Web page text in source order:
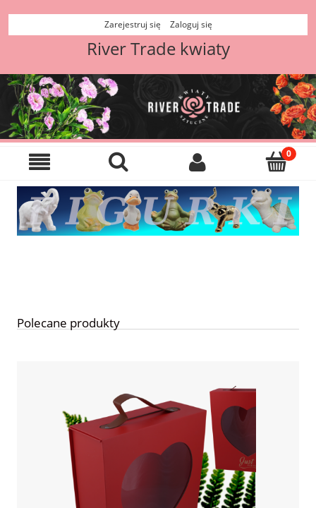
Zarejestruj się Zaloguj się
River Trade kwiaty
Polecane produkty